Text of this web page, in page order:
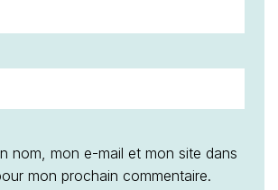
nom, mon e-mail et mon site dans
mon prochain commentaire.